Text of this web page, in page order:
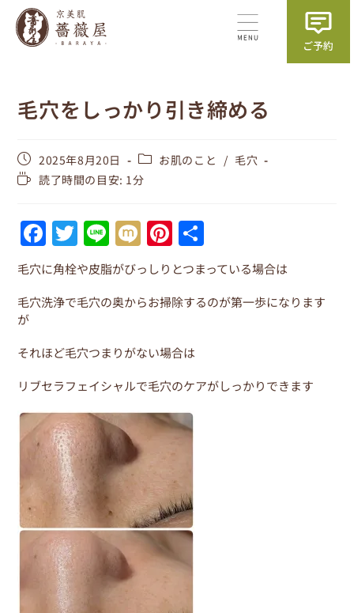
毛穴をしっかり引き締める
2025年8月20日 お肌のこと / 毛穴
読了時間の目安: 1分
F
a
c
e
o
o
k
T
w
itt
er
Li
n
e
M
ix
i
Pi
nt
er
e
有
毛穴に角栓や皮脂がびっしりとつまっている場合は
毛穴洗浄で毛穴の奥からお掃除するのが第一歩になります
が
それほど毛穴つまりがない場合は
リブセラフェイシャルで毛穴のケアがしっかりできます